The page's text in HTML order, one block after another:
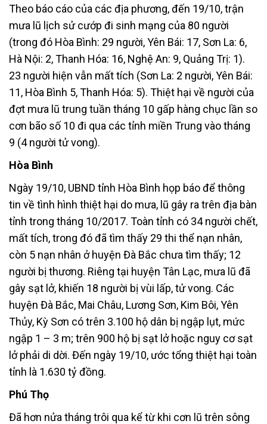
Theo báo cáo của các địa phương, đến 19/10, trận
mưa lũ lịch sử cướp đi sinh mạng của 80 người
(trong đó Hòa Bình: 29 người, Yên Bái: 17, Sơn La: 6,
Hà Nội: 2, Thanh Hóa: 16, Nghệ An: 9, Quảng Trị: 1).
23 người hiện vẫn mất tích (Sơn La: 2 người, Yên Bái:
11, Hòa Bình 5, Thanh Hóa: 5). Thiệt hại về người của
đợt mưa lũ trung tuần tháng 10 gấp hàng chục lần so
cơn bão số 10 đi qua các tỉnh miền Trung vào tháng
9 (4 người tử vong).
Hòa Bình
Ngày 19/10, UBND tỉnh Hòa Bình họp báo để thông
tin về tình hình thiệt hại do mưa, lũ gây ra trên địa bàn
tỉnh trong tháng 10/2017. Toàn tỉnh có 34 người chết,
mất tích, trong đó đã tìm thấy 29 thi thể nạn nhân,
còn 5 nạn nhân ở huyện Đà Bắc chưa tìm thấy; 12
người bị thương. Riêng tại huyện Tân Lạc, mưa lũ đã
gây sạt lở, khiến 18 người bị vùi lấp, tử vong. Các
huyện Đà Bắc, Mai Châu, Lương Sơn, Kim Bôi, Yên
Thủy, Kỳ Sơn có trên 3.100 hộ dân bị ngập lụt, mức
ngập 1 – 3 m; trên 900 hộ bị sạt lở hoặc nguy cơ sạt
lở phải di dời. Đến ngày 19/10, ước tổng thiệt hại toàn
tỉnh là 1.630 tỷ đồng.
Phú Thọ
Đã hơn nửa tháng trôi qua kể từ khi cơn lũ trên sông